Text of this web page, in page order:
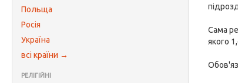
Польща
Росія
Україна
всі країни →
РЕЛІГІЙНІ
Сама
якого